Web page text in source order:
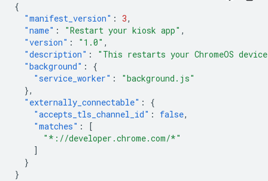
{
"manifest_version" : 3,
"name" : "Restart your kiosk app" ,
"version" : "1.0" ,
"description" :
"This restarts your ChromeOS
"background" :
{
"service_worker" :
"background.js"
},
"externally_connectable" :
{
"accepts_tls_channel_id" : false,
"matches" :
[
"*://developer.chrome.com/*"
]
}
}